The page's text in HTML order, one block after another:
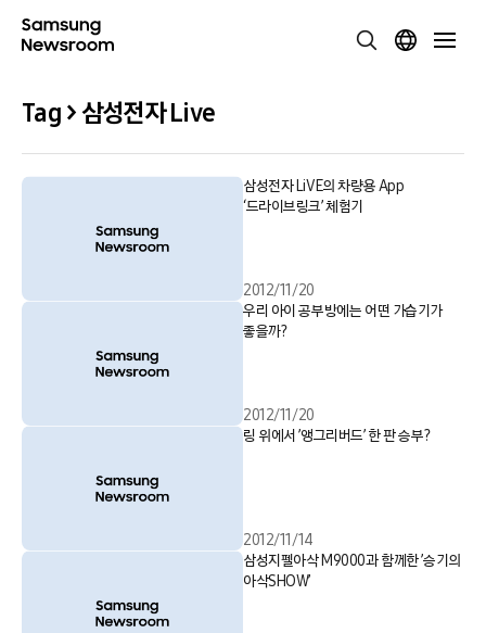
Tag > 삼성전자 Live
삼성전자 LiVE의 차량용 App
‘드라이브링크’ 체험기
2012/11/20
우리 아이 공부방에는 어떤 가습기가
좋을까?
2012/11/20
링 위에서 ’앵그리버드’ 한 판 승부?
2012/11/14
삼성지펠아삭 M9000과 함께한 ’승기의
아삭SHOW’